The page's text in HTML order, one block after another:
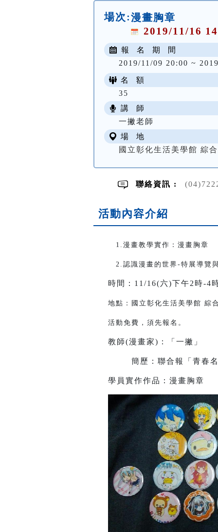
場次:漫畫胸章
2019/11/16
報 名 期 間
2019/11/09 20:00 ~
名 額
35
講 師
一撇老師
場 地
國立彰化生活美學館 綜
聯絡資訊 :
活動內容介紹
1.漫畫教學實作：漫畫胸章
2.認識漫畫的世界-特展導覽
時間：11/16(六)下午2時-4
地點：國立彰化生活美學館 綜
活動免費，須先報名。
教師(漫畫家)：「一撇」
簡歷：聯合報「青春名
學員實作作品：漫畫胸章